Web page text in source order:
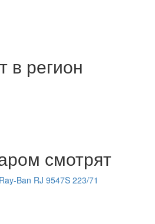
в регион
смотрят
Ban RJ 9547S 223/71